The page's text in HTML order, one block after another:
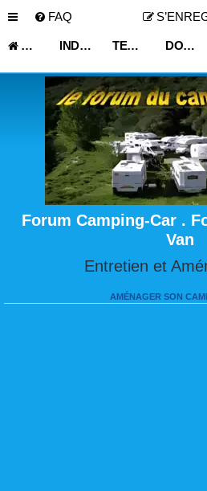
FAQ
ACCUEIL INDEX DU FORUM TECHNIQUE VIE PRATIQUE DOSSIER TELECHARGEABLE VEHICULE LOISIR
Forum Camping-Car .
Van
Entretien et
AMÉNAGER SON